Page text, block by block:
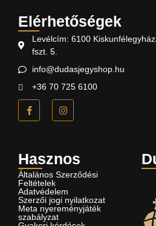
Elérhetőségek
Levélcím: 6100
fszt. 5.
info@dudasjegyshop.hu
+36 70 725 6100
Hasznos
Általános Szerződési
Feltételek
Adatvédelem
Szerzői jogi nyilatkozat
Meta nyereményjáték
szabályzat